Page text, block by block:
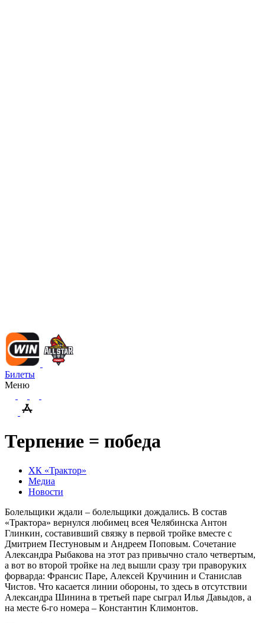
Билеты
Меню
Терпение = победа
ХК «Трактор»
Медиа
Новости
Болельщики ждали – болельщики дождались. В состав
«Трактора» вернулся любимец всея Челябинска Антон
Глинкин, составивший связку в первой тройке вместе с
Дмитрием Пестуновым и Андреем Поповым. Сочетание
Александра Рыбакова на этот раз привычно стало четвертым,
а вот во второй тройке на лед вышли сразу три праворуких
форварда: Франсис Паре, Алексей Кручинин и Станислав
Чистов. Что касается линии обороны, то здесь в отсутствии
Александра Шинина в третьей паре сыграл Илья Давыдов, а
на месте 6-го номера – Константин Климонтов.